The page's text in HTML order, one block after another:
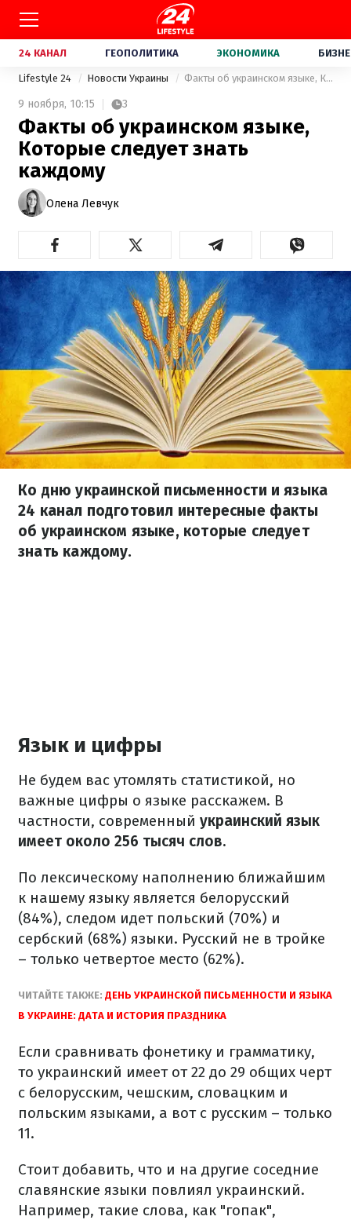
24 КАНАЛ ГЕОПОЛИТИКА ЭКОНОМИКА
Lifestyle 24 Новости Украины Факты об украинском языке, Которые следует знать каждому
9 ноября, 10:15 3
Факты об украинском языке,
Которые следует знать
каждому
Олена Левчук
Ко дню украинской письменности и языка
24 канал подготовил интересные факты
об украинском языке, которые следует
знать каждому.
Язык и цифры
Не будем вас утомлять статистикой, но
важные цифры о языке расскажем. В
частности, современный украинский язык
имеет около 256 тысяч слов.
По лексическому наполнению ближайшим
к нашему языку является белорусский
(84%), следом идет польский (70%) и
сербский (68%) языки. Русский не в тройке
– только четвертое место (62%).
ЧИТАЙТЕ ТАКЖЕ: ДЕНЬ УКРАИНСКОЙ ПИСЬМЕННОСТИ И ЯЗЫКА
В УКРАИНЕ: ДАТА И ИСТОРИЯ ПРАЗДНИКА
Если сравнивать фонетику и грамматику,
то украинский имеет от 22 до 29 общих черт
с белорусским, чешским, словацким и
польским языками, а вот с русским – только
11.
Стоит добавить, что и на другие соседние
славянские языки повлиял украинский.
Например, такие слова, как "гопак",